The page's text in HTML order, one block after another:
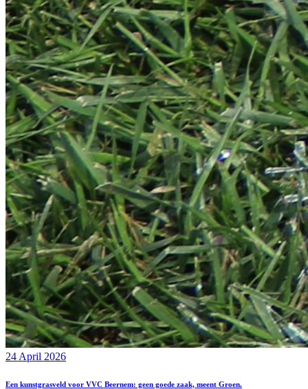
24 April 2026
Een kunstgrasveld voor VVC Beernem: geen goede zaak, meent Groen.